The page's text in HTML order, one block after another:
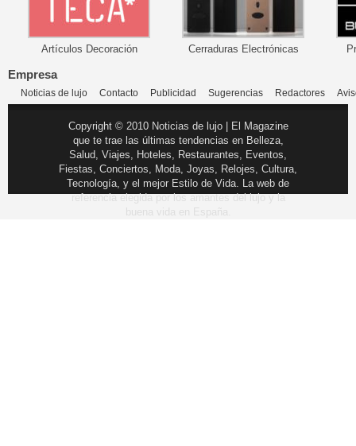
Artículos Decoración Cerraduras Electrónicas
Empresa
Noticias de lujo Contacto Publicidad Sugerencias Redactores
Copyright © 2010 Noticias de lujo | El Magazine
que te trae las últimas tendencias en Belleza,
Salud, Viajes, Hoteles, Restaurantes, Eventos,
Fiestas, Conciertos, Moda, Joyas, Relojes, Cultura,
Tecnología, y el mejor Estilo de Vida. La web de
referencia elegida por los amantes del lujo y la